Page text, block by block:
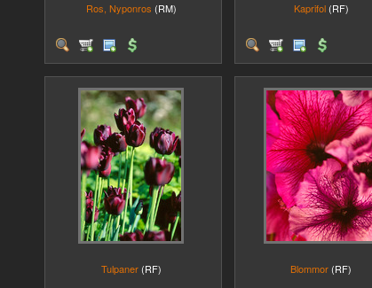
Ros, Nyponros (RM) Kaprifol (RF)
Tulpaner (RF) Blommor (RF)